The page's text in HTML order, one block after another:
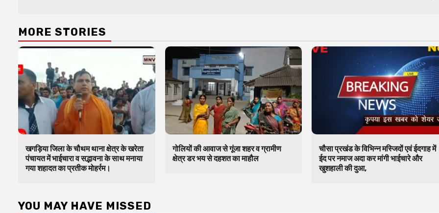
MORE STORIES
खगड़िया जिला के चौथम थाना क्षेत्र के खरेता
पंचायत में भाईचारा व सद्भावना के साथ मनाया
गया शहादत का प्रतीक मोहर्रम।
गोलियों की आवाज से गूंजा शहर व ग्रामीण
क्षेत्र डर भय से दहशत का माहौल
चौसा प्रखंड के विभिन्न मस्जिदों एवं ईदगाह में
ईद पर नमाज अदा कर मांगी भाईचारे और
खुशहाली की दुआ,
YOU MAY HAVE MISSED